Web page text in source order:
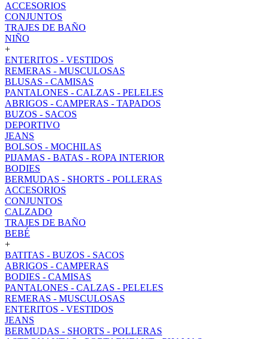
ACCESORIOS
CONJUNTOS
TRAJES DE BAÑO
NIÑO
+
ENTERITOS - VESTIDOS
REMERAS - MUSCULOSAS
BLUSAS - CAMISAS
PANTALONES - CALZAS - PELELES
ABRIGOS - CAMPERAS - TAPADOS
BUZOS - SACOS
DEPORTIVO
JEANS
BOLSOS - MOCHILAS
PIJAMAS - BATAS - ROPA INTERIOR
BODIES
BERMUDAS - SHORTS - POLLERAS
ACCESORIOS
CONJUNTOS
CALZADO
TRAJES DE BAÑO
BEBÉ
+
BATITAS - BUZOS - SACOS
ABRIGOS - CAMPERAS
BODIES - CAMISAS
PANTALONES - CALZAS - PELELES
REMERAS - MUSCULOSAS
ENTERITOS - VESTIDOS
JEANS
BERMUDAS - SHORTS - POLLERAS